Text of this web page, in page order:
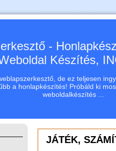
-
Készítés,
de ez teljesen
a honlapkészítés! Próbáld ki
weboldalkészítés ...
JÁTÉK,